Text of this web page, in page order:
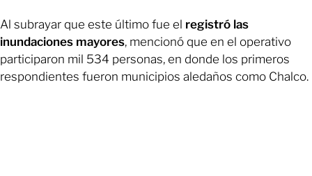
Al subrayar que este último fue el registró las
inundaciones mayores, mencionó que en el operativo
participaron mil 534 personas, en donde los primeros
respondientes fueron municipios aledaños como Chalco.